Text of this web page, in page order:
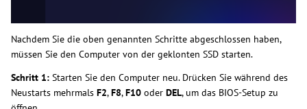
Nachdem Sie die oben genannten Schritte abgeschlossen haben,
müssen Sie den Computer von der geklonten SSD starten.
Schritt 1: Starten Sie den Computer neu. Drücken Sie während des
Neustarts mehrmals F2,F8,F10 oder DEL, um das BIOS-Setup zu